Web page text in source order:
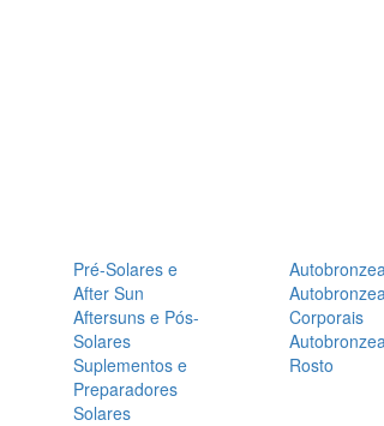
Pré-Solares e
After Sun
Aftersuns e Pós-
Solares
Suplementos e
Preparadores
Solares
Corporais
Rosto